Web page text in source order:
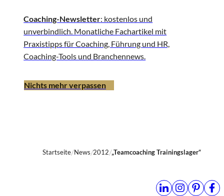
Coaching-Newsletter: kostenlos und
unverbindlich. Monatliche Fachartikel mit
Praxistipps für Coaching, Führung und HR,
Coaching-Tools und Branchennews.
Nichts mehr verpassen
Startseite News 2012 „Teamcoaching Trainingslager“